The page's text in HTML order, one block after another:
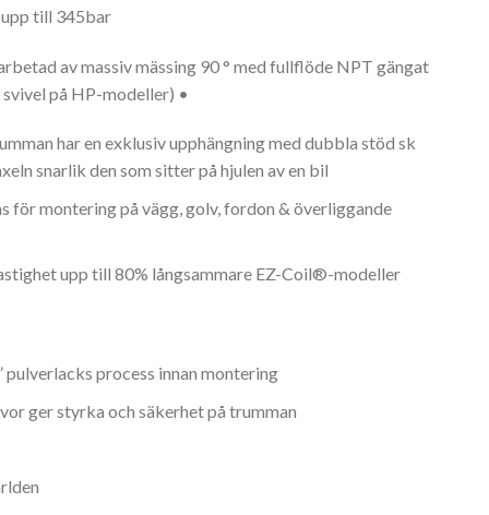
till 345bar
av massiv mässing 90 ° med fullflöde NPT gängat
på HP-modeller) •
har en exklusiv upphängning med dubbla stöd sk
snarlik den som sitter på hjulen av en bil
för montering på vägg, golv, fordon & överliggande
upp till 80% långsammare EZ-Coil®-modeller
process innan montering
ger styrka och säkerhet på trumman